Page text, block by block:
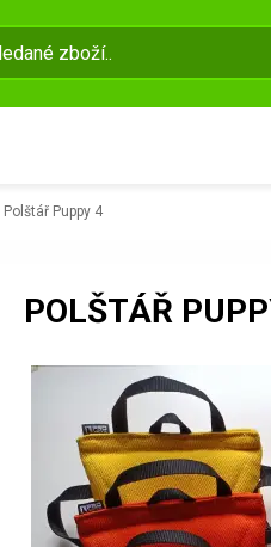
Polštář Puppy 4
POLŠTÁŘ